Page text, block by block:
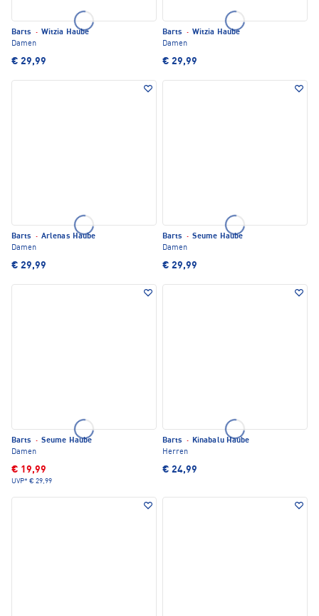
Barts · Witzia Haube
Damen
€ 29,99
Barts · Witzia Haube
Damen
€ 29,99
Barts · Arlenas Haube
Damen
€ 29,99
Barts · Seume Haube
Damen
€ 29,99
Barts · Seume Haube
Damen
€ 19,99
UVP* € 29,99
Barts · Kinabalu Haube
Herren
€ 24,99